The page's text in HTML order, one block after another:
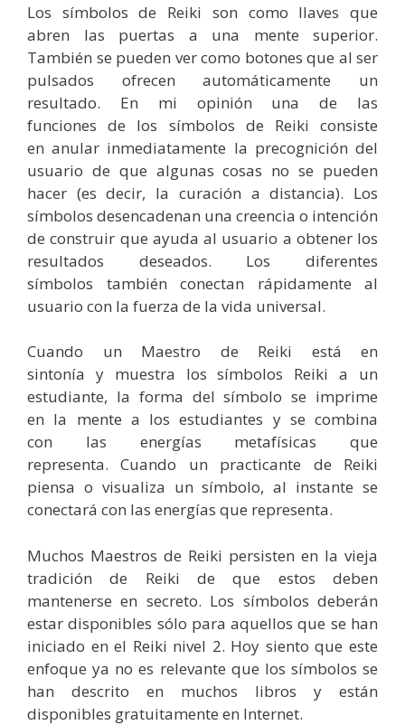
Los símbolos de Reiki son como llaves que
abren las puertas a una mente superior.
También se pueden ver como botones que al ser
pulsados ofrecen automáticamente un
resultado. En mi opinión una de las
funciones de los símbolos de Reiki consiste
en anular inmediatamente la precognición del
usuario de que algunas cosas no se pueden
hacer (es decir, la curación a distancia). Los
símbolos desencadenan una creencia o intención
de construir que ayuda al usuario a obtener los
resultados deseados. Los diferentes
símbolos también conectan rápidamente al
usuario con la fuerza de la vida universal.
Cuando un Maestro de Reiki está en
sintonía y muestra los símbolos Reiki a un
estudiante, la forma del símbolo se imprime
en la mente a los estudiantes y se combina
con las energías metafísicas que
representa. Cuando un practicante de Reiki
piensa o visualiza un símbolo, al instante se
conectará con las energías que representa.
Muchos Maestros de Reiki persisten en la vieja
tradición de Reiki de que estos deben
mantenerse en secreto. Los símbolos deberán
estar disponibles sólo para aquellos que se han
iniciado en el Reiki nivel 2. Hoy siento que este
enfoque ya no es relevante que los símbolos se
han descrito en muchos libros y están
disponibles gratuitamente en Internet.